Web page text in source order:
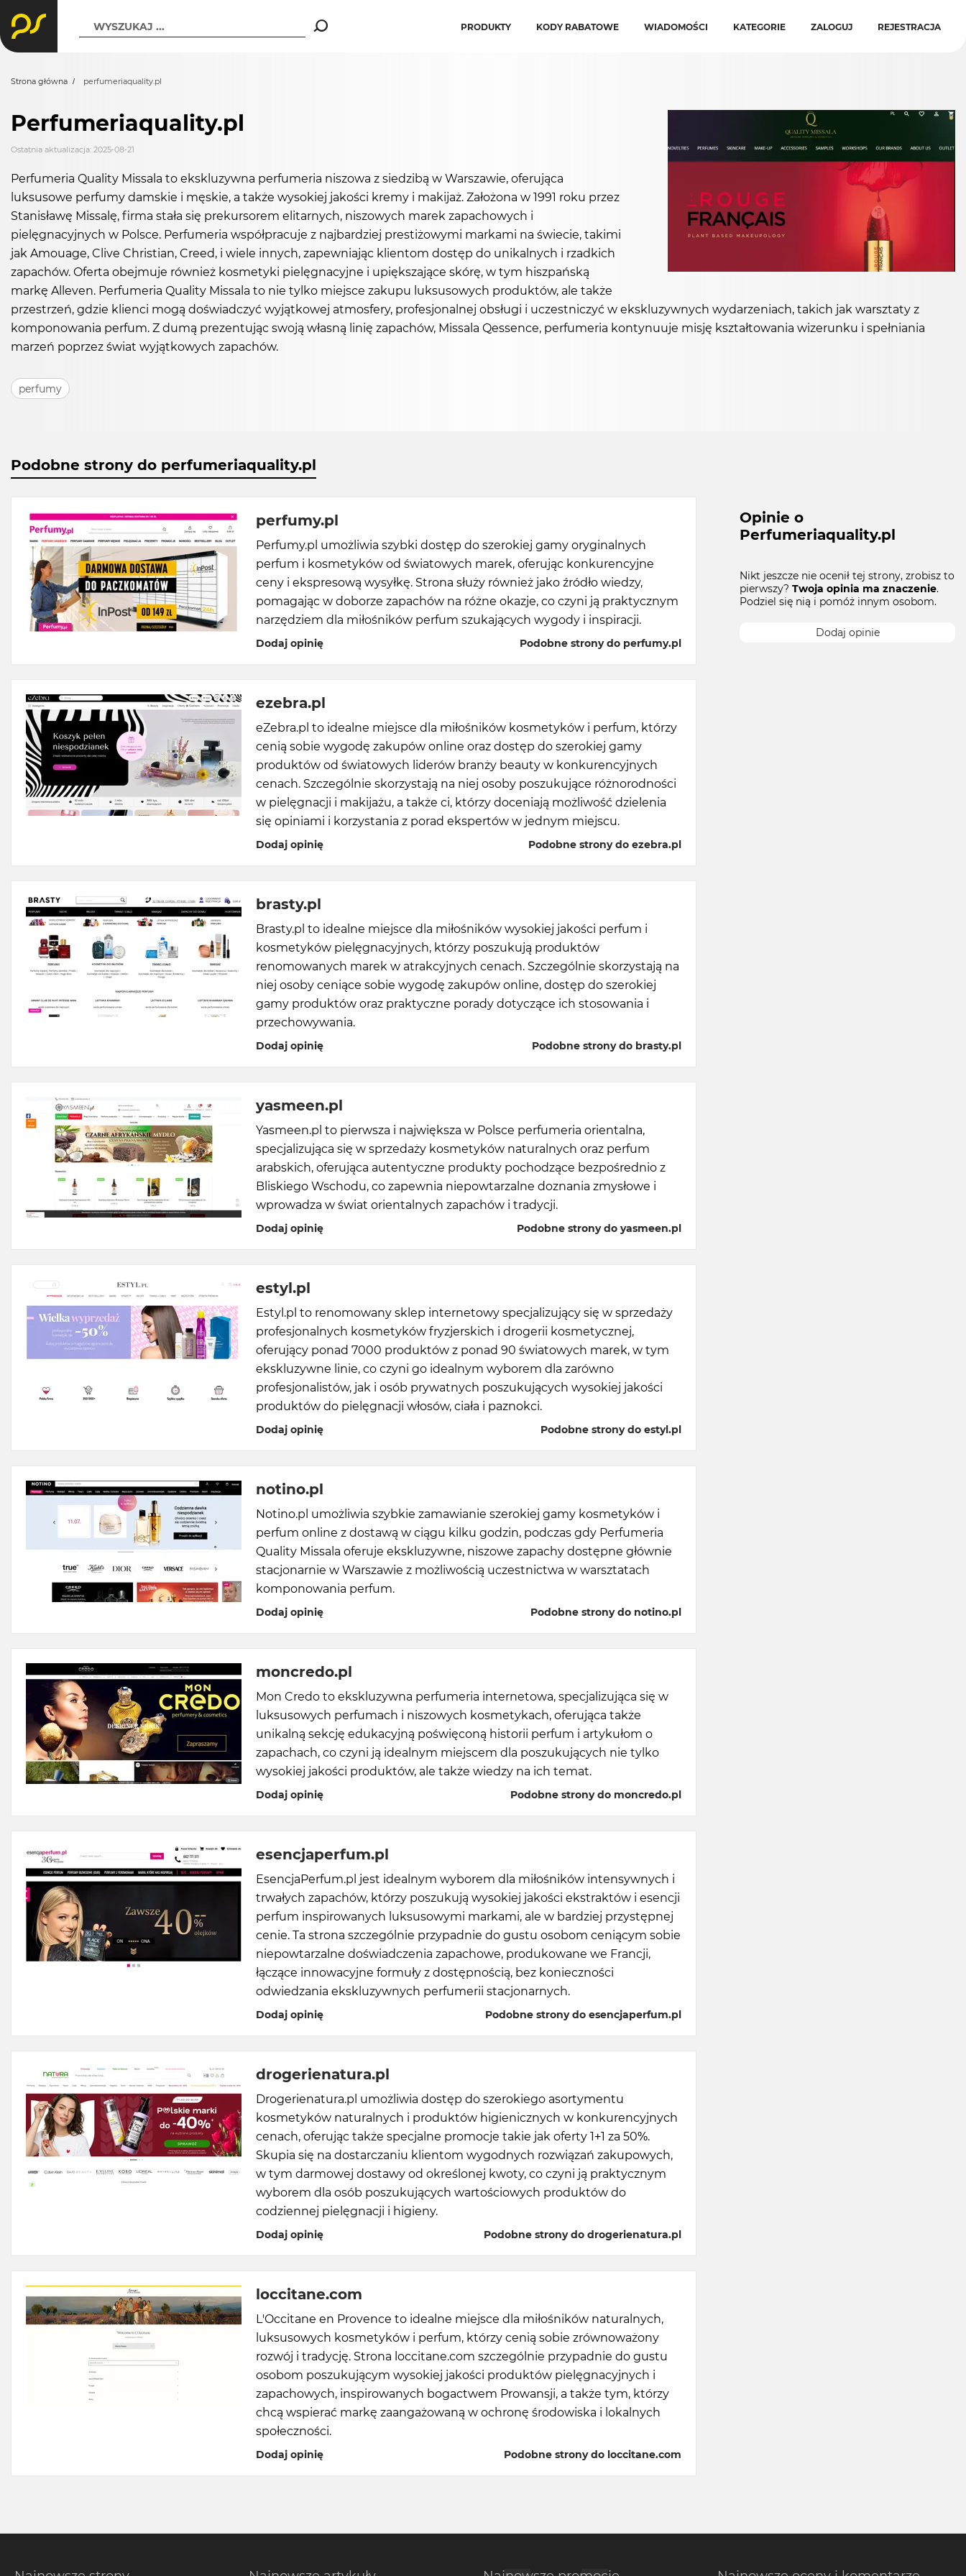
WYSZUKAJ ... PRODUKTY KODY RABATOWE WIADOMOŚCI KATEGORIE ZALOGUJ REJESTRACJA
Strona główna perfumeriaquality.pl
Perfumeriaquality.pl
Ostatnia aktualizacja: 2025-08-21
Perfumeria Quality Missala to ekskluzywna perfumeria niszowa z siedzibą w Warszawie, oferująca
luksusowe perfumy damskie i męskie, a także wysokiej jakości kremy i makijaż. Założona w 1991 roku przez
Stanisławę Missalę, firma stała się prekursorem elitarnych, niszowych marek zapachowych i
pielęgnacyjnych w Polsce. Perfumeria współpracuje z najbardziej prestiżowymi markami na świecie, takimi
jak Amouage, Clive Christian, Creed, i wiele innych, zapewniając klientom dostęp do unikalnych i rzadkich
zapachów. Oferta obejmuje również kosmetyki pielęgnacyjne i upiększające skórę, w tym hiszpańską
markę Alleven. Perfumeria Quality Missala to nie tylko miejsce zakupu luksusowych produktów, ale także
przestrzeń, gdzie klienci mogą doświadczyć wyjątkowej atmosfery, profesjonalnej obsługi i uczestniczyć w ekskluzywnych wydarzeniach, takich jak warsztaty z
komponowania perfum. Z dumą prezentując swoją własną linię zapachów, Missala Qessence, perfumeria kontynuuje misję kształtowania wizerunku i spełniania
marzeń poprzez świat wyjątkowych zapachów.
perfumy
Podobne strony do perfumeriaquality.pl
perfumy.pl
Perfumy.pl umożliwia szybki dostęp do szerokiej gamy oryginalnych
perfum i kosmetyków od światowych marek, oferując konkurencyjne
ceny i ekspresową wysyłkę. Strona służy również jako źródło wiedzy,
pomagając w doborze zapachów na różne okazje, co czyni ją praktycznym
narzędziem dla miłośników perfum szukających wygody i inspiracji.
Dodaj opinię Podobne strony do perfumy.pl
ezebra.pl
eZebra.pl to idealne miejsce dla miłośników kosmetyków i perfum, którzy
cenią sobie wygodę zakupów online oraz dostęp do szerokiej gamy
produktów od światowych liderów branży beauty w konkurencyjnych
cenach. Szczególnie skorzystają na niej osoby poszukujące różnorodności
w pielęgnacji i makijażu, a także ci, którzy doceniają możliwość dzielenia
się opiniami i korzystania z porad ekspertów w jednym miejscu.
Dodaj opinię Podobne strony do ezebra.pl
brasty.pl
Brasty.pl to idealne miejsce dla miłośników wysokiej jakości perfum i
kosmetyków pielęgnacyjnych, którzy poszukują produktów
renomowanych marek w atrakcyjnych cenach. Szczególnie skorzystają na
niej osoby ceniące sobie wygodę zakupów online, dostęp do szerokiej
gamy produktów oraz praktyczne porady dotyczące ich stosowania i
przechowywania.
Dodaj opinię Podobne strony do brasty.pl
yasmeen.pl
Yasmeen.pl to pierwsza i największa w Polsce perfumeria orientalna,
specjalizująca się w sprzedaży kosmetyków naturalnych oraz perfum
arabskich, oferująca autentyczne produkty pochodzące bezpośrednio z
Bliskiego Wschodu, co zapewnia niepowtarzalne doznania zmysłowe i
wprowadza w świat orientalnych zapachów i tradycji.
Dodaj opinię Podobne strony do yasmeen.pl
estyl.pl
Estyl.pl to renomowany sklep internetowy specjalizujący się w sprzedaży
profesjonalnych kosmetyków fryzjerskich i drogerii kosmetycznej,
oferujący ponad 7000 produktów z ponad 90 światowych marek, w tym
ekskluzywne linie, co czyni go idealnym wyborem dla zarówno
profesjonalistów, jak i osób prywatnych poszukujących wysokiej jakości
produktów do pielęgnacji włosów, ciała i paznokci.
Dodaj opinię Podobne strony do estyl.pl
notino.pl
Notino.pl umożliwia szybkie zamawianie szerokiej gamy kosmetyków i
perfum online z dostawą w ciągu kilku godzin, podczas gdy Perfumeria
Quality Missala oferuje ekskluzywne, niszowe zapachy dostępne głównie
stacjonarnie w Warszawie z możliwością uczestnictwa w warsztatach
komponowania perfum.
Dodaj opinię Podobne strony do notino.pl
moncredo.pl
Mon Credo to ekskluzywna perfumeria internetowa, specjalizująca się w
luksusowych perfumach i niszowych kosmetykach, oferująca także
unikalną sekcję edukacyjną poświęconą historii perfum i artykułom o
zapachach, co czyni ją idealnym miejscem dla poszukujących nie tylko
wysokiej jakości produktów, ale także wiedzy na ich temat.
Dodaj opinię Podobne strony do moncredo.pl
esencjaperfum.pl
EsencjaPerfum.pl jest idealnym wyborem dla miłośników intensywnych i
trwałych zapachów, którzy poszukują wysokiej jakości ekstraktów i esencji
perfum inspirowanych luksusowymi markami, ale w bardziej przystępnej
cenie. Ta strona szczególnie przypadnie do gustu osobom ceniącym sobie
niepowtarzalne doświadczenia zapachowe, produkowane we Francji,
łączące innowacyjne formuły z dostępnością, bez konieczności
odwiedzania ekskluzywnych perfumerii stacjonarnych.
Dodaj opinię Podobne strony do esencjaperfum.pl
drogerienatura.pl
Drogerienatura.pl umożliwia dostęp do szerokiego asortymentu
kosmetyków naturalnych i produktów higienicznych w konkurencyjnych
cenach, oferując także specjalne promocje takie jak oferty 1+1 za 50%.
Skupia się na dostarczaniu klientom wygodnych rozwiązań zakupowych,
w tym darmowej dostawy od określonej kwoty, co czyni ją praktycznym
wyborem dla osób poszukujących wartościowych produktów do
codziennej pielęgnacji i higieny.
Dodaj opinię Podobne strony do drogerienatura.pl
loccitane.com
L'Occitane en Provence to idealne miejsce dla miłośników naturalnych,
luksusowych kosmetyków i perfum, którzy cenią sobie zrównoważony
rozwój i tradycję. Strona loccitane.com szczególnie przypadnie do gustu
osobom poszukującym wysokiej jakości produktów pielęgnacyjnych i
zapachowych, inspirowanych bogactwem Prowansji, a także tym, którzy
chcą wspierać markę zaangażowaną w ochronę środowiska i lokalnych
społeczności.
Dodaj opinię Podobne strony do loccitane.com
Opinie o
Perfumeriaquality.pl
Nikt jeszcze nie ocenił tej strony, zrobisz to
pierwszy? Twoja opinia ma znaczenie.
Podziel się nią i pomóż innym osobom.
Dodaj opinie